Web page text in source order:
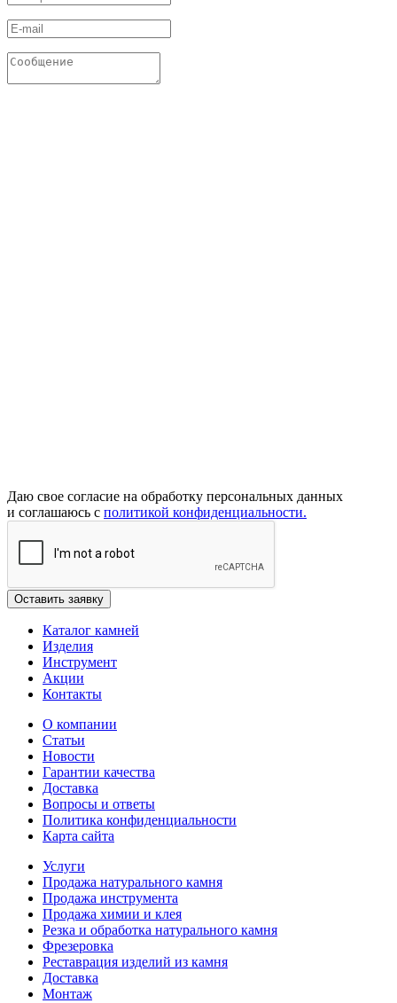
Даю свое согласие на обработку персональных данных
и соглашаюсь с политикой конфиденциальности.
Каталог камней
Изделия
Инструмент
Акции
Контакты
О компании
Статьи
Новости
Гарантии качества
Доставка
Вопросы и ответы
Политика конфиденциальности
Карта сайта
Услуги
Продажа натурального камня
Продажа инструмента
Продажа химии и клея
Резка и обработка натурального камня
Фрезеровка
Реставрация изделий из камня
Доставка
Монтаж